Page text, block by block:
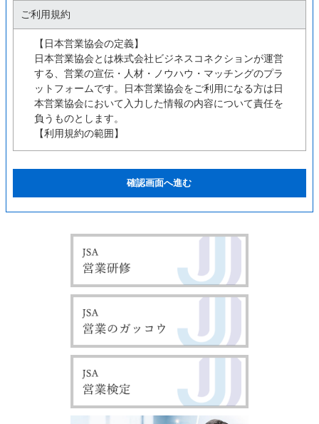
ご利用規約
【日本営業協会の定義】
日本営業協会とは株式会社ビジネスコネクションが運営
する、営業の宣伝・人材・ノウハウ・マッチングのプラ
ットフォームです。日本営業協会をご利用になる方は日
本営業協会において入力した情報の内容について責任を
負うものとします。
【利用規約の範囲】
ユーザーの皆様は日本営業協会の利用に関して適用され
当社は、当サイトの全てまたは一部のサービスをいつで
も、変更または停止することができるものとします。サ
ービス変更・停止の際、当社はできうる限りの方法で、
利用者に対してその旨を事前に告知するものとします。
但し、天災などやむを得ぬ場合は事前に告知することな
く、サービスを変更・停止できるものとします。 サー
ビスの変更または停止に伴い、利用者に不利益や損害が
発生した場合、当社は一切の責任を負わないものとしま
【責任の制約】
いかなる状況においても当社は、第三者を介したものも
含め、本ソフトウェアまたはサービスの利用者による使
用または誤用に対する責任を一切負いません。この責任